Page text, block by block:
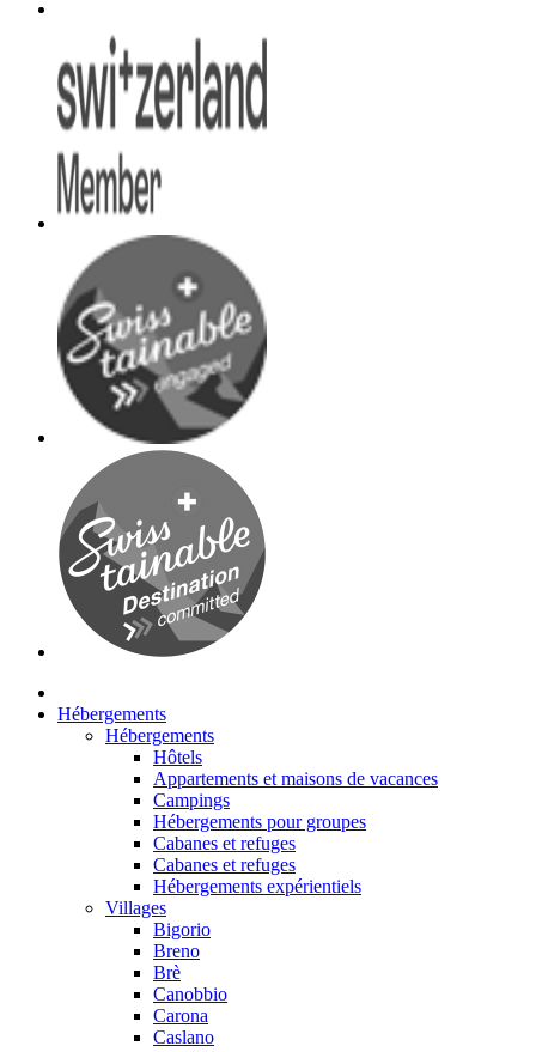
Hébergements
Hébergements
Hôtels
Appartements et maisons de vacances
Campings
Hébergements pour groupes
Cabanes et refuges
Cabanes et refuges
Hébergements expérientiels
Villages
Bigorio
Breno
Brè
Canobbio
Carona
Caslano